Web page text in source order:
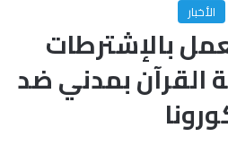
الأخبار
بالإشترطات
القرآن بمدني ضد